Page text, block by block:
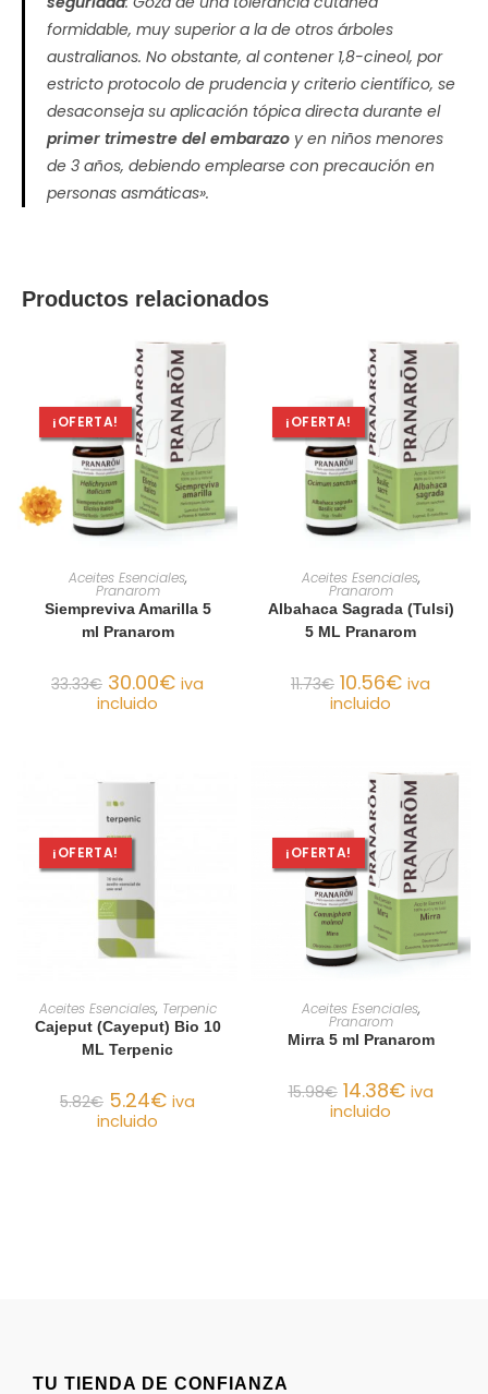
formidable, muy superior a la de otros árboles
australianos. No obstante, al contener 1,8-cineol, por
estricto protocolo de prudencia y criterio científico, se
desaconseja su aplicación tópica directa durante el
primer trimestre del embarazo y en niños menores
de 3 años, debiendo emplearse con precaución en
personas asmáticas».
Productos relacionados
¡OFERTA!
AÑADIR AL CARRITO
Aceites Esenciales,
Pranarom
Siempreviva Amarilla 5
ml Pranarom
33.33€ 30.00€ iva
incluido
¡OFERTA!
AÑADIR AL CARRITO
Aceites Esenciales,
Pranarom
Albahaca Sagrada (Tulsi)
5 ML Pranarom
11.73€ 10.56€ iva
incluido
¡OFERTA!
AÑADIR AL CARRITO
Aceites Esenciales, Terpenic
Cajeput (Cayeput) Bio 10
ML Terpenic
5.82€ 5.24€ iva
incluido
¡OFERTA!
AÑADIR AL CARRITO
Aceites Esenciales,
Pranarom
Mirra 5 ml Pranarom
15.98€ 14.38€ iva
incluido
TU TIENDA DE CONFIANZA